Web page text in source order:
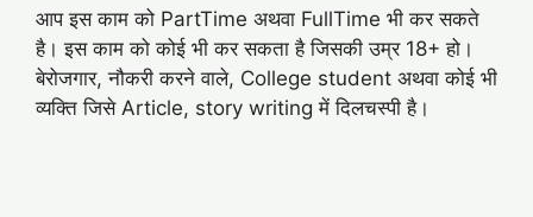
आप इस काम को PartTime अथवा FullTime भी कर सकते
है। इस काम को कोई भी कर सकता है जिसकी उम्र 18+ हो।
बेरोजगार, नौकरी करने वाले, College student अथवा कोई भी
व्यक्ति जिसे Article, story writing में दिलचस्पी है।